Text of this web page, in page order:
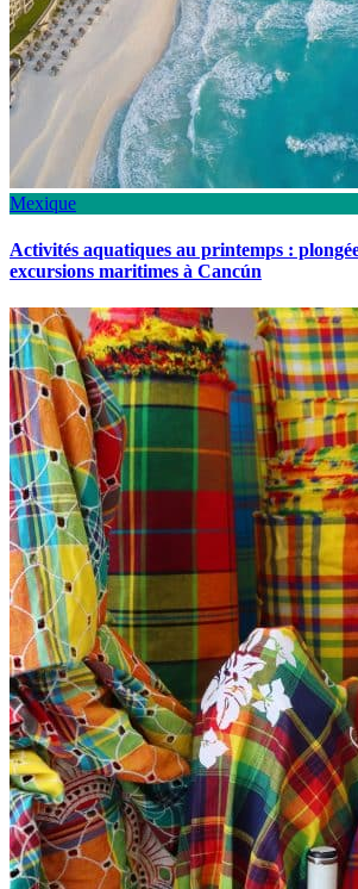
Mexique
Activités aquatiques au printemps :
excursions maritimes à Cancún